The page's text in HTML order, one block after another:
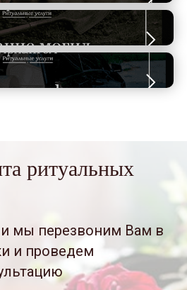
ритуальных
и мы перезвоним Вам в
и проведем